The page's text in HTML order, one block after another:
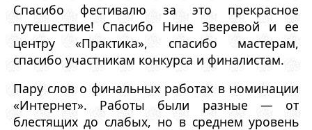
Спасибо фестивалю за это прекрасное
путешествие! Спасибо Нине Зверевой и ее
центру «Практика», спасибо мастерам,
спасибо участникам конкурса и финалистам.
Пару слов о финальных работах в номинации
«Интернет». Работы были разные — от
блестящих до слабых, но в среднем уровень